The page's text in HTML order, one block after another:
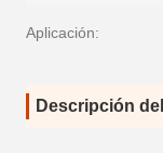
Aplicación:
Descripción